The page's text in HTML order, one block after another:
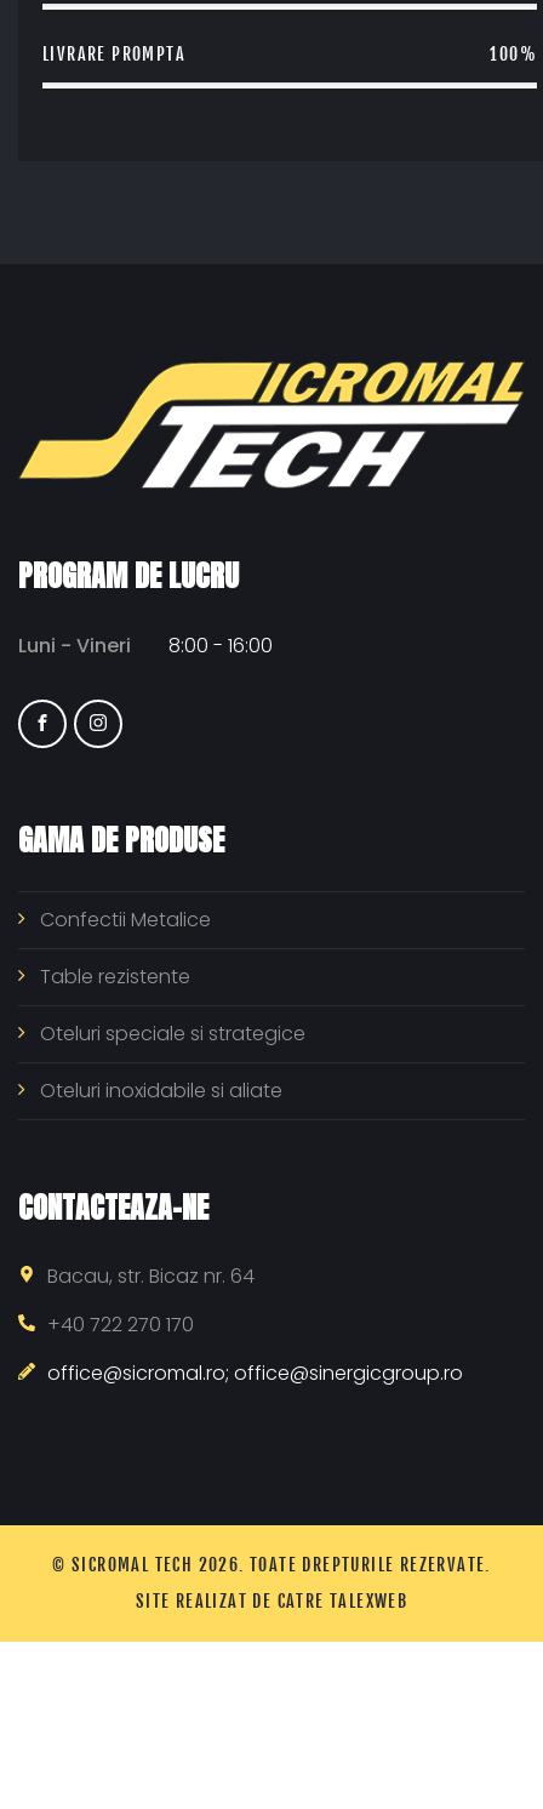
LIVRARE PROMPTA 100%
PROGRAMDELUCRU
Luni - Vineri 8:00 - 16:00
GAMADEPRODUSE
Confectii Metalice
Table rezistente
Oteluri speciale si strategice
Oteluri inoxidabile si aliate
CONTACTEAZA-NE
Bacau, str. Bicaz nr. 64
+40 722 270 170
office@sicromal.ro; office@sinergicgroup.ro
© SICROMAL TECH 2026 . TOATE DREPTURILE REZERVATE.
SITE REALIZAT DE CATRE TALEXWEB